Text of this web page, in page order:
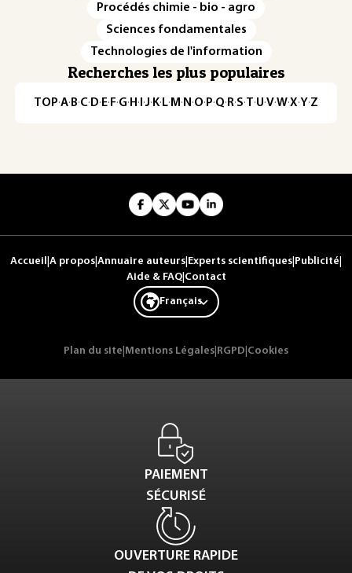
Procédés chimie - bio - agro
Sciences fondamentales
Technologies de l'information
Recherches les plus populaires
TOP·A·B·C· D· E· F·G· H · ·J· K· L· M · N ·O· P·Q· R·S·T·U·V·W·X·Y·Z
Accueil A propos Annuaire auteurs Experts scientifiques Publicité
Aide & FAQ| Contact
Français
Plan du site Mentions Légales RGPD Cookies
PAIEMENT
SÉCURISÉ
OUVERTURE RAPIDE